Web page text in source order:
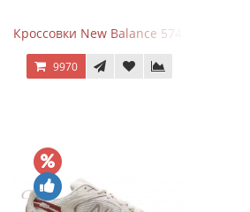
Кроссовки New Balance 574 Silver
9970